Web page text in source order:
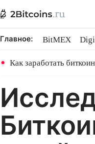
Главное: BitMEX
Как заработать